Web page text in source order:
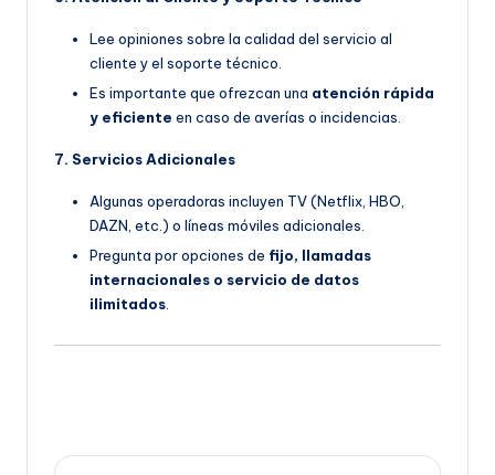
Lee opiniones sobre la calidad del servicio al
cliente y el soporte técnico.
Es importante que ofrezcan una atención rápida
y eficiente en caso de averías o incidencias.
7. Servicios Adicionales
Algunas operadoras incluyen TV (Netflix, HBO,
DAZN, etc.) o líneas móviles adicionales.
Pregunta por opciones de fijo, llamadas
internacionales o servicio de datos
ilimitados